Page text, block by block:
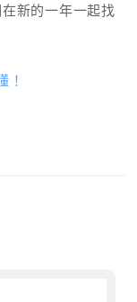
新的一年一起找
！